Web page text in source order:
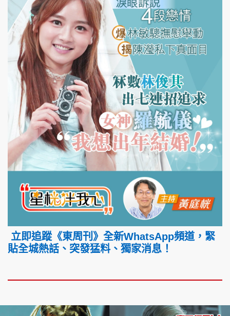
立即追蹤《東周刊》全新WhatsApp頻道，緊
貼全城熱話、突發猛料、獨家消息！